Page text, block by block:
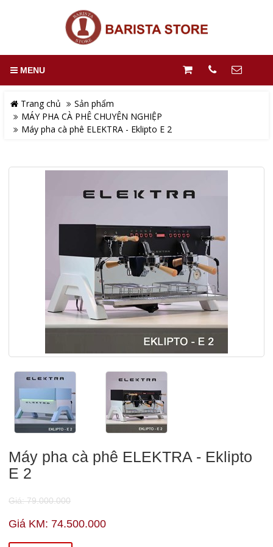
MENU
Trang chủ
Sản phẩm
MÁY PHA CÀ PHÊ CHUYÊN NGHIỆP
Máy pha cà phê ELEKTRA - Eklipto E 2
Máy pha cà phê ELEKTRA - Eklipto
E 2
Giá: 79.000.000
Giá KM: 74.500.000